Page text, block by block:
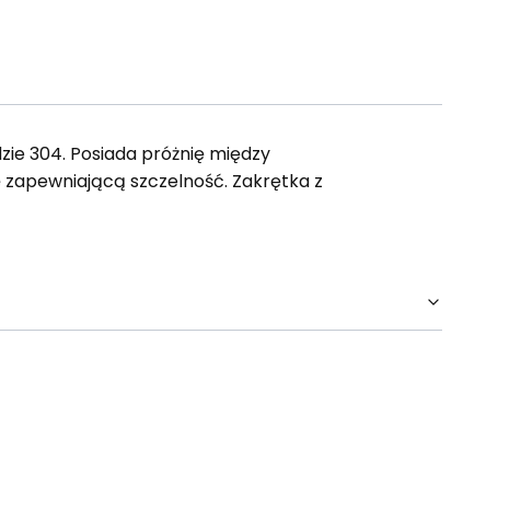
304. Posiada próżnię między
szczelność. Zakrętka z